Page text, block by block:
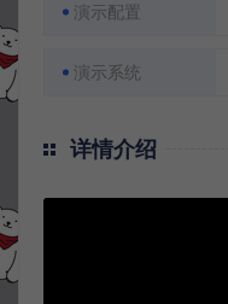
演示配置
演示系统
详情介绍